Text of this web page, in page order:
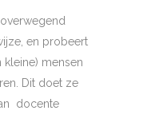
en probeert
mensen
Dit doet ze
docente